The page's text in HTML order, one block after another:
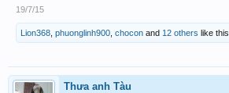
19/7/15
Lion368 phuonglinh900 chocon and 12 others like this.
Thưa anh Tàu